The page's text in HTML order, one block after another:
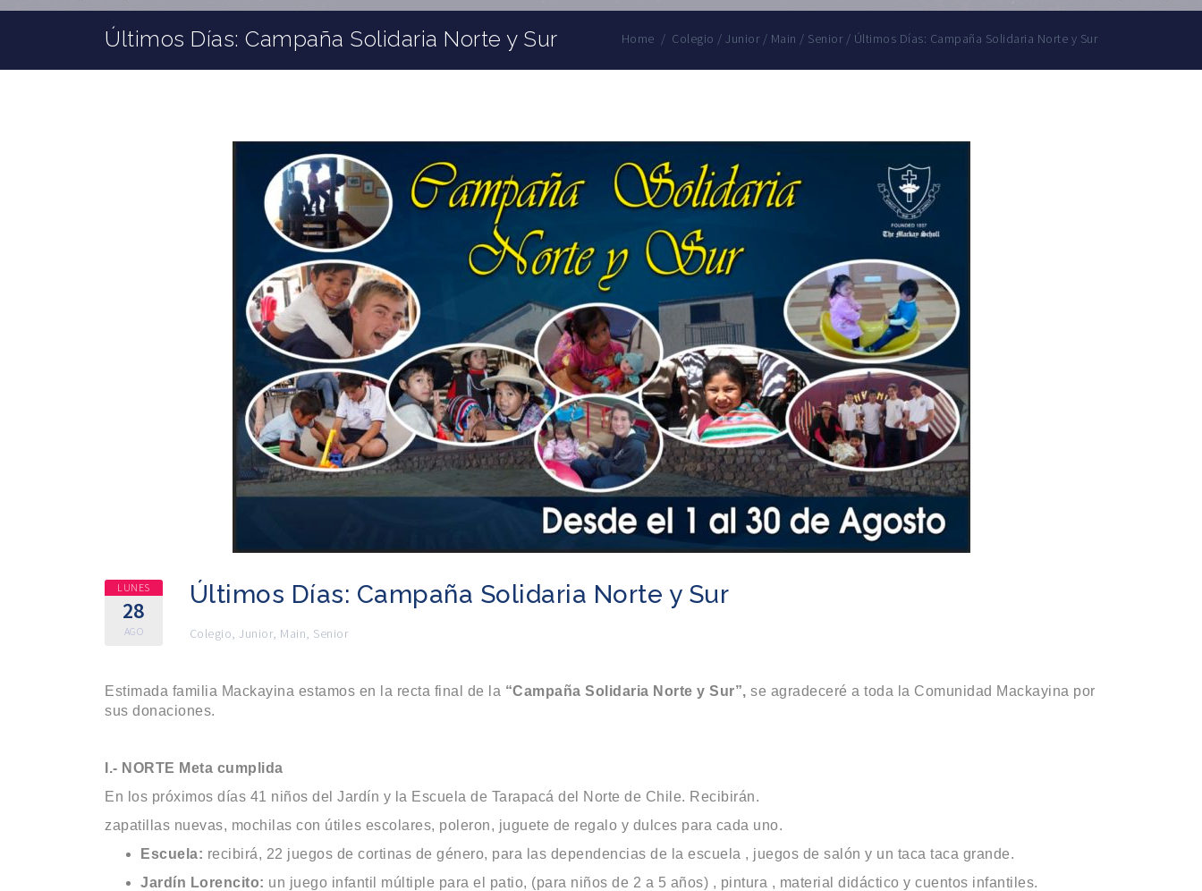
Últimos Días: Campaña Solidaria Norte y Sur Home / Colegio / Junior / Main / Senior / Últimos Días: Campaña Solidaria Norte y Sur
LUNES
28
AGO
Últimos Días: Campaña Solidaria Norte y Sur
Colegio, Junior, Main, Senior
Estimada familia Mackayina estamos en la recta final de la “Campaña Solidaria Norte y Sur”, se agradeceré a toda la Comunidad Mackayina por
sus donaciones.
I.- NORTE Meta cumplida
En los próximos días 41 niños del Jardín y la Escuela de Tarapacá del Norte de Chile. Recibirán.
zapatillas nuevas, mochilas con útiles escolares, poleron, juguete de regalo y dulces para cada uno.
Escuela: recibirá, 22 juegos de cortinas de género, para las dependencias de la escuela , juegos de salón y un taca taca grande.
Jardín Lorencito: un juego infantil múltiple para el patio, (para niños de 2 a 5 años) , pintura , material didáctico y cuentos infantiles.